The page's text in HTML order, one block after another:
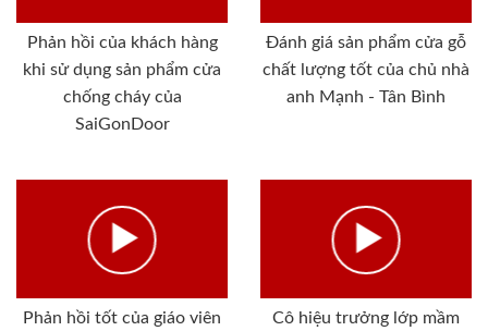
Phản hồi của khách hàng
khi sử dụng sản phẩm cửa
chống cháy của
SaiGonDoor
Đánh giá sản phẩm cửa gỗ
chất lượng tốt của chủ nhà
anh Mạnh - Tân Bình
Phản hồi tốt của giáo viên
Cô hiệu trưởng lớp mầm